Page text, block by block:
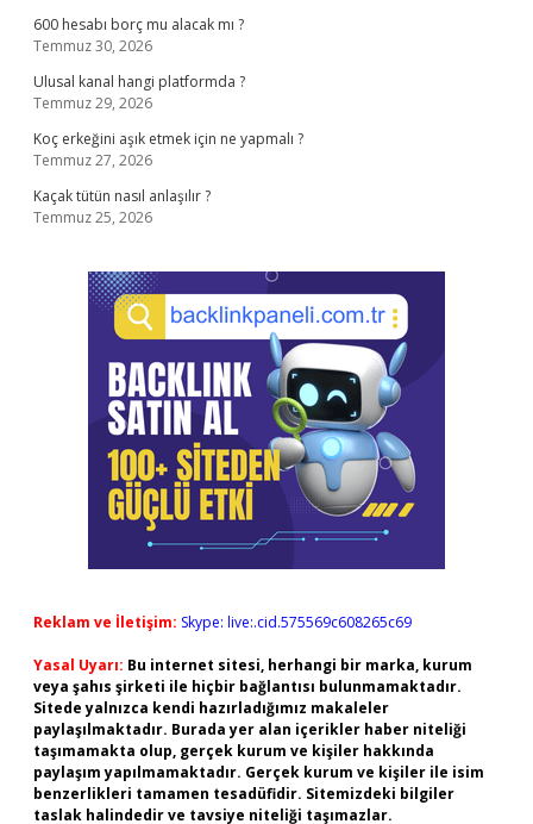
600 hesabı borç mu alacak mı ?
Temmuz 30, 2026
Ulusal kanal hangi platformda ?
Temmuz 29, 2026
Koç erkeğini aşık etmek için ne yapmalı ?
Temmuz 27, 2026
Kaçak tütün nasıl anlaşılır ?
Temmuz 25, 2026
Reklam ve İletişim: Skype: live:.cid.575569c608265c69
Yasal Uyarı: Bu internet sitesi, herhangi bir marka, kurum
veya şahıs şirketi ile hiçbir bağlantısı bulunmamaktadır.
Sitede yalnızca kendi hazırladığımız makaleler
paylaşılmaktadır. Burada yer alan içerikler haber niteliği
taşımamakta olup, gerçek kurum ve kişiler hakkında
paylaşım yapılmamaktadır. Gerçek kurum ve kişiler ile isim
benzerlikleri tamamen tesadüfidir. Sitemizdeki bilgiler
taslak halindedir ve tavsiye niteliği taşımazlar.